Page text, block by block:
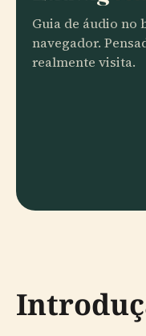
Guia de áudio no
navegador.
realmente visita.